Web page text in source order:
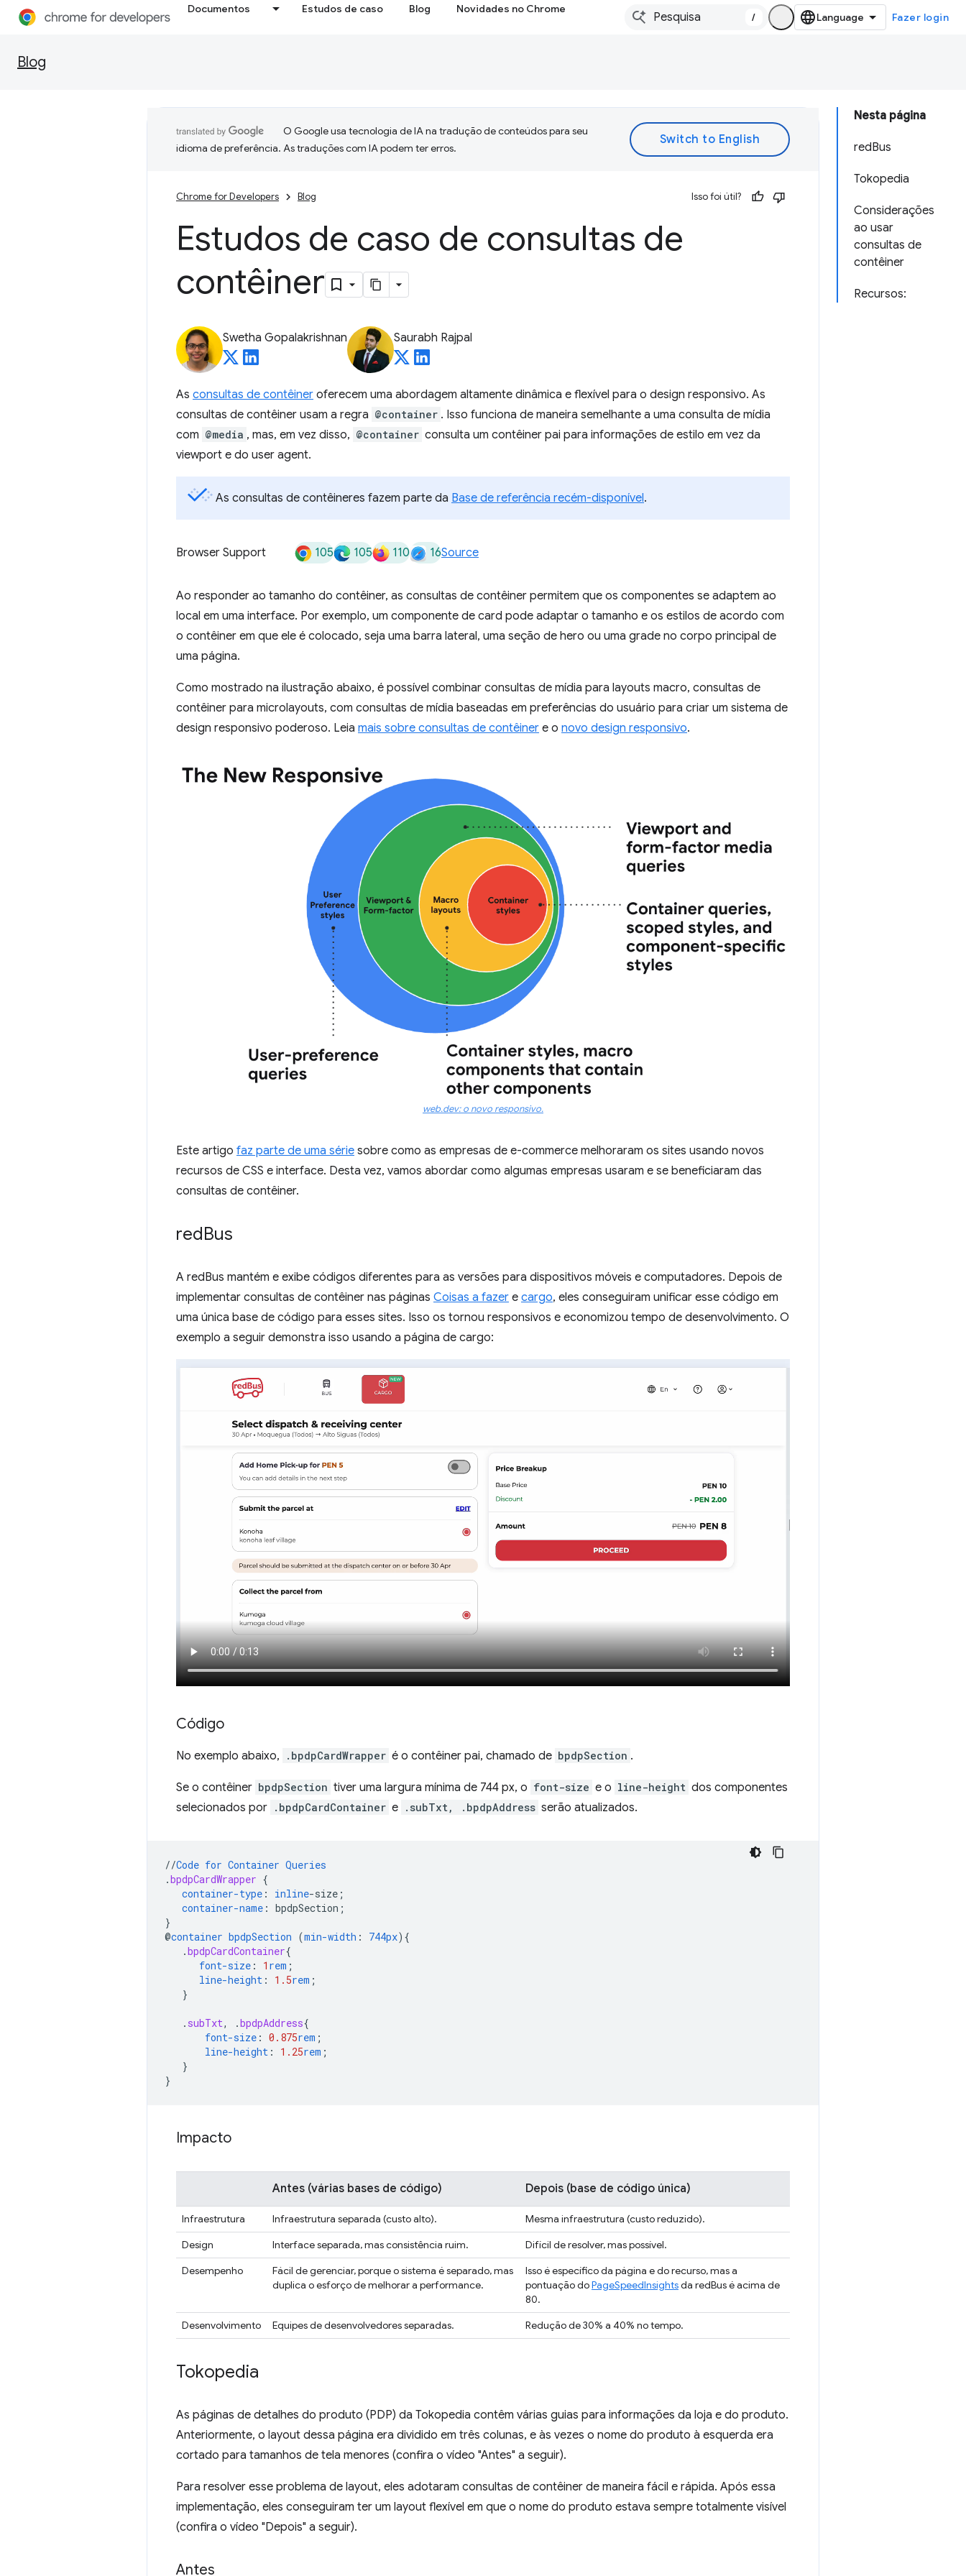
Documentos Estudos de caso Blog Novidades no Chrome
/ Fazer login
Blog
Nesta página
redBus
Tokopedia
Considerações
ao usar
consultas de
contêiner
Recursos:
O Google usa tecnologia de IA na tradução de conteúdos para seu
idioma de preferência. As traduções com IA podem ter erros.
Chrome for Developers Blog Isso foi útil?
Estudos de caso de consultas de
contêiner
Swetha Gopalakrishnan Saurabh Rajpal
As consultas de contêiner oferecem uma abordagem altamente dinâmica e flexível para o design responsivo. As
consultas de contêiner usam a regra @container . Isso funciona de maneira semelhante a uma consulta de mídia
com @media , mas, em vez disso, @container consulta um contêiner pai para informações de estilo em vez da
viewport e do user agent.
As consultas de contêineres fazem parte da Base de referência recém-disponível.
Browser Support 105 105 110 16Source
Ao responder ao tamanho do contêiner, as consultas de contêiner permitem que os componentes se adaptem ao
local em uma interface. Por exemplo, um componente de card pode adaptar o tamanho e os estilos de acordo com
o contêiner em que ele é colocado, seja uma barra lateral, uma seção de hero ou uma grade no corpo principal de
uma página.
Como mostrado na ilustração abaixo, é possível combinar consultas de mídia para layouts macro, consultas de
contêiner para microlayouts, com consultas de mídia baseadas em preferências do usuário para criar um sistema de
design responsivo poderoso. Leia mais sobre consultas de contêiner e o novo design responsivo.
web.dev: o novo responsivo.
Este artigo faz parte de uma série sobre como as empresas de e-commerce melhoraram os sites usando novos
recursos de CSS e interface. Desta vez, vamos abordar como algumas empresas usaram e se beneficiaram das
consultas de contêiner.
redBus
A redBus mantém e exibe códigos diferentes para as versões para dispositivos móveis e computadores. Depois de
implementar consultas de contêiner nas páginas Coisas a fazer e cargo, eles conseguiram unificar esse código em
uma única base de código para esses sites. Isso os tornou responsivos e economizou tempo de desenvolvimento. O
exemplo a seguir demonstra isso usando a página de cargo:
Código
No exemplo abaixo, .bpdpCardWrapper é o contêiner pai, chamado de bpdpSection .
Se o contêiner bpdpSection tiver uma largura mínima de 744 px, o font-size e o line-height dos componentes
selecionados por .bpdpCardContainer e .subTxt, .bpdpAddress serão atualizados.
//Code for Container Queries
.bpdpCardWrapper {
container-type : inline-size ;
container-name : bpdpSection ;
}
@container bpdpSection (min-width : 744px) {
.bpdpCardContainer{
font-size : 1 rem ;
line-height : 1.5rem ;
}
. subTxt, .bpdpAddress{
font-size : 0.875rem ;
line-height : 1.25rem ;
}
}
Impacto
Antes (várias bases de código) Depois (base de código única)
Infraestrutura Infraestrutura separada (custo alto).
Mesma infraestrutura (custo reduzido).
Design
Interface separada, mas consistência ruim.
Difícil de resolver, mas possível.
Desempenho
Fácil de gerenciar, porque o sistema é separado, mas
duplica o esforço de melhorar a performance.
Isso é específico da página e do recurso, mas a
pontuação doPageSpeedInsightsda redBus é acima de
80.
Desenvolvimento
Equipes de desenvolvedores separadas. Redução de 30% a 40% no tempo.
Tokopedia
As páginas de detalhes do produto (PDP) da Tokopedia contêm várias guias para informações da loja e do produto.
Anteriormente, o layout dessa página era dividido em três colunas, e às vezes o nome do produto à esquerda era
cortado para tamanhos de tela menores (confira o vídeo "Antes" a seguir).
Para resolver esse problema de layout, eles adotaram consultas de contêiner de maneira fácil e rápida. Após essa
implementação, eles conseguiram ter um layout flexível em que o nome do produto estava sempre totalmente visível
(confira o vídeo "Depois" a seguir).
Antes